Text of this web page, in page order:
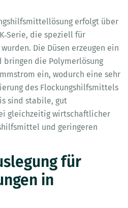
erfolgt über
die speziell für
Die Düsen erzeugen ein
die Polymerlösung
ein, wodurch eine sehr
des Flockungshilfsmittels
sind stabile, gut
gleichzeitig wirtschaftlicher
und geringeren
für
in